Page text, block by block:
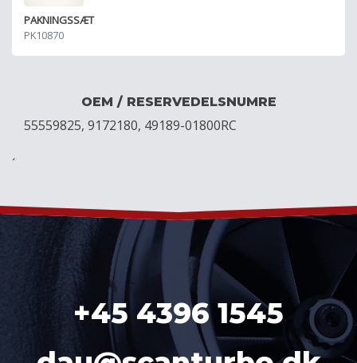
PAKNINGSSÆT
PK10870
OEM / RESERVEDELSNUMRE
55559825, 9172180, 49189-01800RC
´
+45 4396 1545